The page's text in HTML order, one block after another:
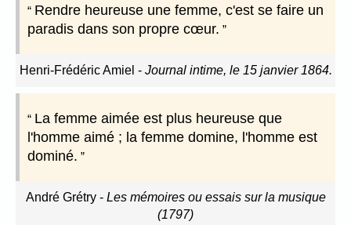
Rendre heureuse une femme, c'est se faire un
paradis dans son propre cœur.
Henri-Frédéric Amiel - Journal intime, le 15 janvier 1864.
La femme aimée est plus heureuse que
l'homme aimé ; la femme domine, l'homme est
dominé.
André Grétry- Les mémoires ou essais sur la musique
(1797)